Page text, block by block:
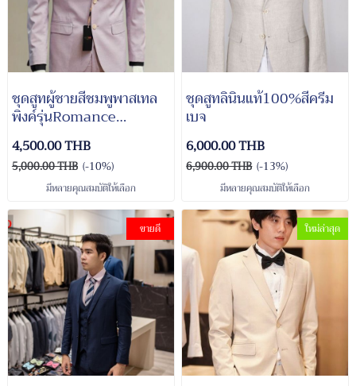
ชุดสูทผู้ชายสีชมพูพาสเทล
พิงค์รุ่นRomance
Playboy Pink Suit
4,500.00 THB
5,000.00 THB (-10%)
มีหลายคุณสมบัติให้เลือก
ชุดสูทลินินแท้100%สีครีม
เบจ
6,000.00 THB
6,900.00 THB (-13%)
มีหลายคุณสมบัติให้เลือก
ขายดี ใหม่ล่าสุด